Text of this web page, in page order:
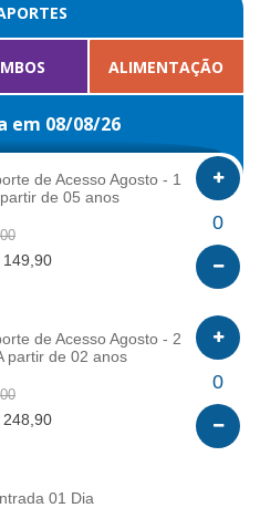
ALIMENTAÇÃO
em 08/08/26
de Acesso Agosto - 1
de 05 anos
149,90
0
de Acesso Agosto - 2
partir de 02 anos
248,90
0
01 Dia